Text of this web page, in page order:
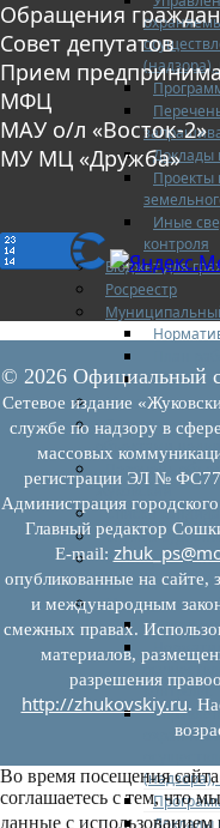
Доклады
Проекты
Иные
контроля
Бюджет для
Росреестр
Отчеты
Реестр
объектами
Перечень
Жуковский
Списки
Служба
транспорте
Орган
контроля:
Доклады
Обращения граждан
Совет депутатов
Прием
МФЦ
МАУ о/л «Восток-2»
МУ МЦ «Дружба»
© 2026 Официальный
Сетевое издание
службе по надзору в
массовых
регистрации ЭЛ №
Администрация
Главный редактор
E‑mail:
опубликованные на
и международным
смежных правах.
материалов,
разрешения
http://zhukovskiy.ru.
Во время посещения
соглашаетесь с тем, что
данные с